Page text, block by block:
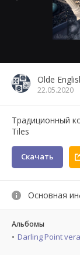
Olde
22.05.2020
Традиционный
Tiles
Скачать
Основная
Альбомы
Darling Point